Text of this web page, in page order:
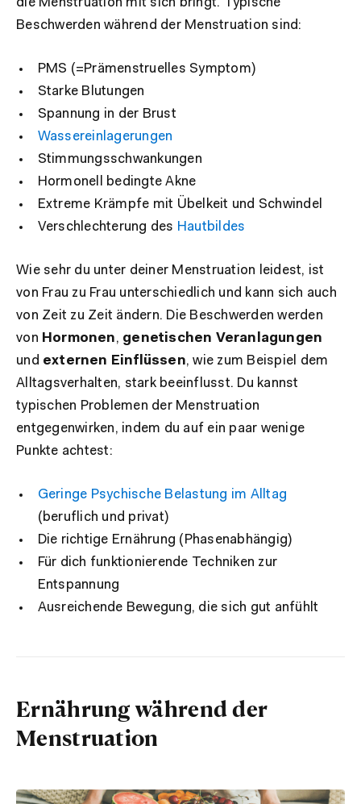
Beschwerden während der Menstruation sind:
PMS (=Prämenstruelles Symptom)
Starke Blutungen
Spannung in der Brust
Wassereinlagerungen
Stimmungsschwankungen
Hormonell bedingte Akne
Extreme Krämpfe mit Übelkeit und Schwindel
Verschlechterung des Hautbildes
Wie sehr du unter deiner Menstruation leidest, ist
von Frau zu Frau unterschiedlich und kann sich auch
von Zeit zu Zeit ändern. Die Beschwerden werden
von Hormonen, genetischen Veranlagungen
und externen Einflüssen, wie zum Beispiel dem
Alltagsverhalten, stark beeinflusst. Du kannst
typischen Problemen der Menstruation
entgegenwirken, indem du auf ein paar wenige
Punkte achtest:
Geringe Psychische Belastung im Alltag
(beruflich und privat)
Die richtige Ernährung (Phasenabhängig)
Für dich funktionierende Techniken zur
Entspannung
Ausreichende Bewegung, die sich gut anfühlt
Ernährung während der
Menstruation